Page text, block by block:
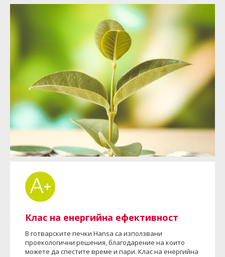
Клас на енергийна ефективност
В готварските печки Hansa са използвани
проекологични решения, благодарение на които
можете да спестите време и пари. Клас на енергийна